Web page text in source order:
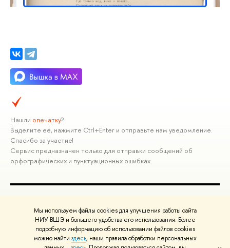
Мы используем файлы cookies для улучшения работы сайта
НИУ ВШЭ и большего удобства его использования. Более
подробную информацию об использовании файлов cookies
можно найти здесь, наши правила обработки персональных
Нашли опечатку?
Выделите её, нажмите Ctrl+Enter и отправьте нам уведомление.
Спасибо за участие!
Сервис предназначен только для отправки сообщений об
орфографических и пунктуационных ошибках.
Министерство науки и высшего образования РФ
Министерство просвещения РФ
Массовые открытые онлайн-курсы